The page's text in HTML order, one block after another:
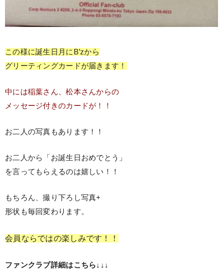
この様に誕生日月にB’zから
グリーティングカードが届きます！
中には稲葉さん、松本さんからの
メッセージ付きのカードが！！
お二人の写真もあります！！
お二人から「お誕生日おめでとう」
を言ってもらえるのは嬉しい！！
もちろん、撮り下ろし写真+
形状も毎回変わります。
会員ならではの楽しみです！！
ファンクラブ詳細はこちら↓↓↓